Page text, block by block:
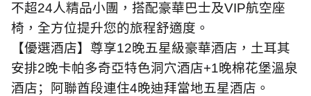
不超24人精品小團，搭配豪華巴士及VIP航空座
椅，全方位提升您的旅程舒適度。
【優選酒店】尊享12晚五星級豪華酒店，土耳其
安排2晚卡帕多奇亞特色洞穴酒店+1晚棉花堡溫泉
酒店；阿聯酋段連住4晚迪拜當地五星酒店。